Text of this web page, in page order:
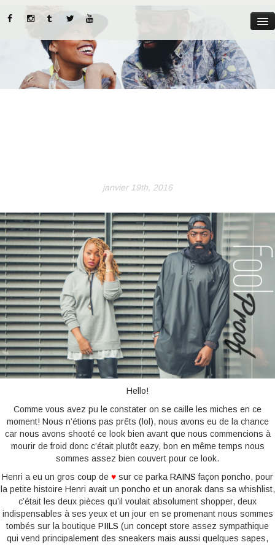
MYST
ABOUT US
BEAUTY TIPS
PARUTIONS
BONNES ADRESSES
CONTACTS
janvier 19th, 2016
Hello!
Comme vous avez pu le constater on se caille les miches en ce
moment! Nous n’étions pas prêts (lol), nous avons eu de la chance
car nous avons shooté ce look bien avant que nous commencions à
mourir de froid donc c’était plutôt eazy, bon en même temps nous
sommes assez bien couvert pour ce look.
Henri a eu un gros coup de ♥ sur ce parka RAINS façon poncho, pour
la petite histoire Henri avait un poncho et un anorak dans sa whishlist,
c’était les deux pièces qu’il voulait absolument shopper, deux
indispensables à ses yeux et un jour en se promenant nous sommes
tombés sur la boutique PIILS (un concept store assez sympathique
qui vend principalement des sneakers mais aussi quelques sapes,